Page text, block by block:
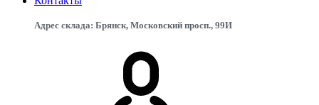
Адрес склада: Брянск, Московский просп., 99И